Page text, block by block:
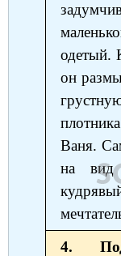
одетый.
он
Ваня.
на вид
4.